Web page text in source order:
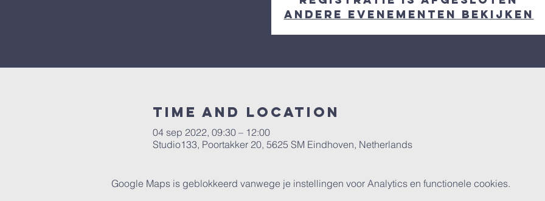
Andere evenementen bekijken
Time and Location
04 sep 2022, 09:30 – 12:00
Studio133, Poortakker 20, 5625 SM Eindhoven, Netherlands
Google Maps is geblokkeerd vanwege je instellingen voor Analytics en functionele cookies.